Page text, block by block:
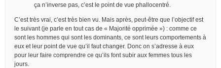
ça n’inverse pas, c’est le point de vue phallocentré.
C’est très vrai, c’est très bien vu. Mais après, peut-être que l’objectif est
le suivant (je parle en tout cas de « Majorité opprimée ») : comme ce
sont les hommes qui sont les dominants, ce sont leurs comportements à
eux et leur point de vue qu’il faut changer. Donc on s’adresse à eux
pour leur faire comprendre ce qu’ils font subir aux femmes tous les
jours.